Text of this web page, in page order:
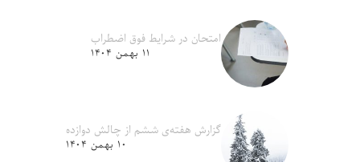
امتحان در شرایط فوق اضطراب
۱۱ بهمن ۱۴۰۴
گزارش هفته‌ی ششم از چالش دوازده
۱۰ بهمن ۱۴۰۴